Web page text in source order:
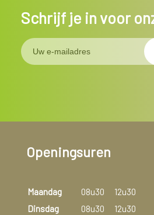
Schrijf je in voor
Openingsuren
Maandag 08u30 12u30
Dinsdag
08u30 12u30